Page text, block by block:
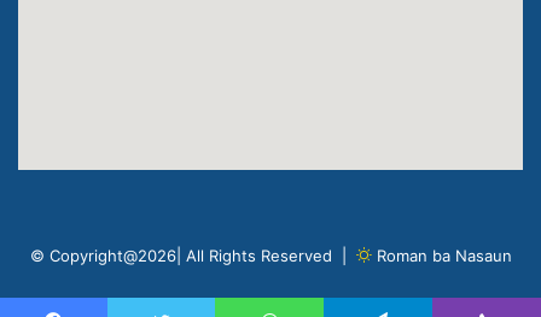
© Copyright@2026| All Rights Reserved | Roman ba Nasaun